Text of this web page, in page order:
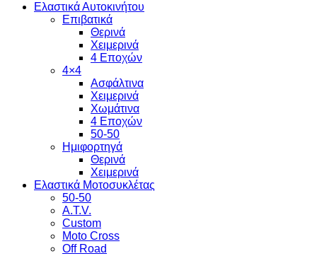
Ελαστικά Αυτοκινήτου
Επιβατικά
Θερινά
Χειμερινά
4 Εποχών
4×4
Ασφάλτινα
Χειμερινά
Χωμάτινα
4 Εποχών
50-50
Ημιφορτηγά
Θερινά
Χειμερινά
Ελαστικά Μοτοσυκλέτας
50-50
A.T.V.
Custom
Moto Cross
Off Road